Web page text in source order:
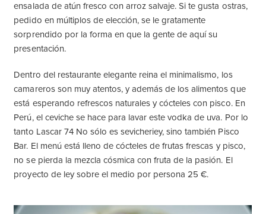
ensalada de atún fresco con arroz salvaje. Si te gusta ostras,
pedido en múltiplos de elección, se le gratamente
sorprendido por la forma en que la gente de aquí su
presentación.
Dentro del restaurante elegante reina el minimalismo, los
camareros son muy atentos, y además de los alimentos que
está esperando refrescos naturales y cócteles con pisco. En
Perú, el ceviche se hace para lavar este vodka de uva. Por lo
tanto Lascar 74 No sólo es sevicheriey, sino también Pisco
Bar. El menú está lleno de cócteles de frutas frescas y pisco,
no se pierda la mezcla cósmica con fruta de la pasión. El
proyecto de ley sobre el medio por persona 25 €.